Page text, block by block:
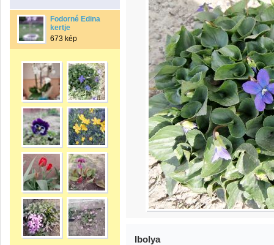
Fodorné Edina
kertje
673 kép
Ibolya